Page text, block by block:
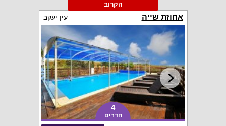
הקרוב
אחוזת שייה עין יעקב
4
חדרים